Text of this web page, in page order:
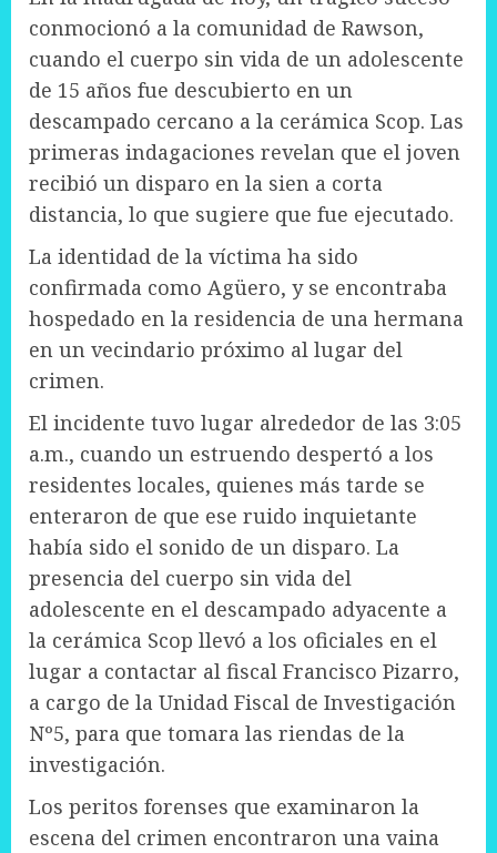
conmocionó a la comunidad de Rawson,
cuando el cuerpo sin vida de un adolescente
de 15 años fue descubierto en un
descampado cercano a la cerámica Scop. Las
primeras indagaciones revelan que el joven
recibió un disparo en la sien a corta
distancia, lo que sugiere que fue ejecutado.
La identidad de la víctima ha sido
confirmada como Agüero, y se encontraba
hospedado en la residencia de una hermana
en un vecindario próximo al lugar del
crimen.
El incidente tuvo lugar alrededor de las 3:05
a.m., cuando un estruendo despertó a los
residentes locales, quienes más tarde se
enteraron de que ese ruido inquietante
había sido el sonido de un disparo. La
presencia del cuerpo sin vida del
adolescente en el descampado adyacente a
la cerámica Scop llevó a los oficiales en el
lugar a contactar al fiscal Francisco Pizarro,
a cargo de la Unidad Fiscal de Investigación
Nº5, para que tomara las riendas de la
investigación.
Los peritos forenses que examinaron la
escena del crimen encontraron una vaina